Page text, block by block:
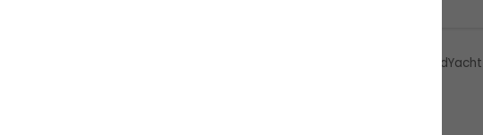
tanfolyam díja FÉL NAP ajándék vitorlásbérlést tartalmaz a
az adott bérlés hossza legalább 3 nap.